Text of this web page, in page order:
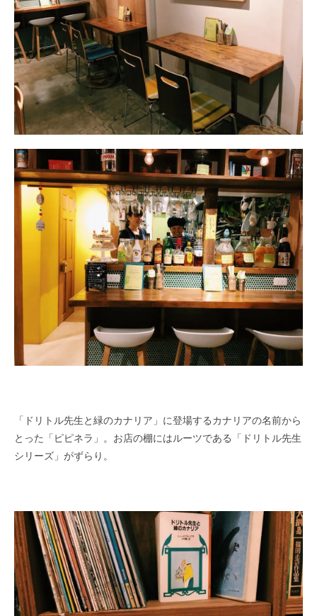
「ドリトル先生と緑のカナリア」に登場するカナリアの名前から
とった「ピピネラ」。お店の棚にはルーツである「ドリトル先生
シリーズ」がずらり。